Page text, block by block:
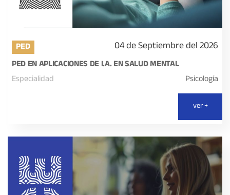
PED 04 de Septiembre del 2026
PED EN APLICACIONES DE I.A. EN SALUD MENTAL
Especialidad
Psicología
ver +